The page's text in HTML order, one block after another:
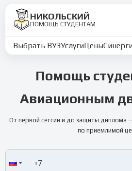
НИКОЛЬСКИЙ
ПОМОЩЬ СТУДЕНТАМ
Выбрать ВУЗУслугиЦены
Помощь
Авиационным
От первой сессии и до защиты диплома
по приемлимой